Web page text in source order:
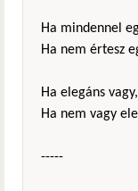
Ha mindennel
Ha nem értesz
Ha elegáns
Ha nem vagy
-----